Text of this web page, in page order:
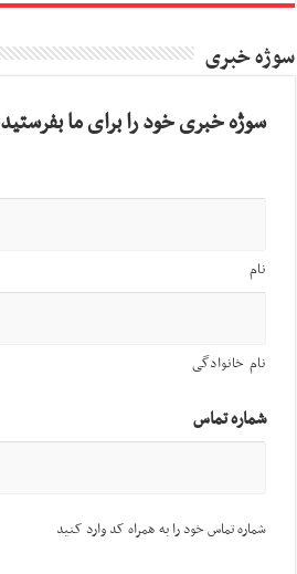
سوژه خبری
سوژه خبری خود را برای ما بفرستید
نام
نام خانوادگی
شماره تماس
شماره تماس خود را به همراه کد وارد کنید